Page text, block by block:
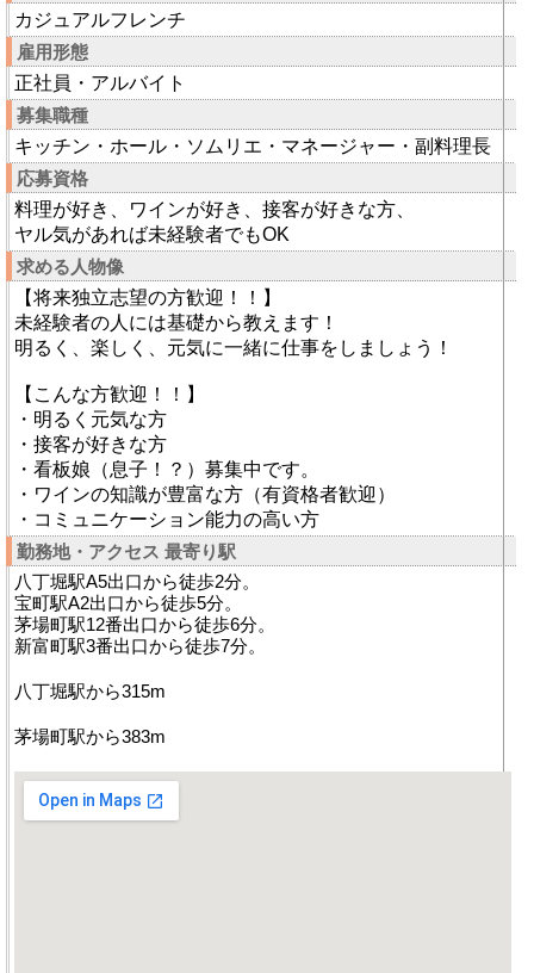
カジュアルフレンチ
雇用形態
正社員・アルバイト
募集職種
キッチン・ホール・ソムリエ・マネージャー・副料理長
応募資格
料理が好き、ワインが好き、接客が好きな方、
ヤル気があれば未経験者でもOK
求める人物像
【将来独立志望の方歓迎！！】
未経験者の人には基礎から教えます！
明るく、楽しく、元気に一緒に仕事をしましょう！
【こんな方歓迎！！】
・明るく元気な方
・接客が好きな方
・看板娘（息子！？）募集中です。
・ワインの知識が豊富な方（有資格者歓迎）
・コミュニケーション能力の高い方
勤務地・アクセス 最寄り駅
八丁堀駅A5出口から徒歩2分。
宝町駅A2出口から徒歩5分。
茅場町駅12番出口から徒歩6分。
新富町駅3番出口から徒歩7分。
八丁堀駅から315m
茅場町駅から383m